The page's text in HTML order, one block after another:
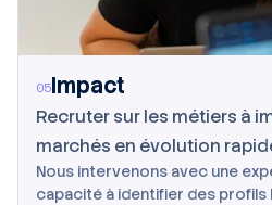
05Impact
Recruter sur les métiers à
marchés en évolution
Nous intervenons avec une
capacité à identifier des profils